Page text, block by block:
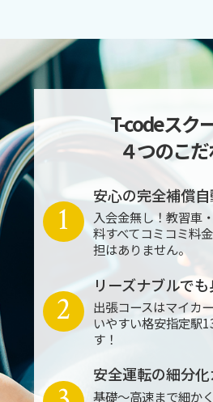
T-codeスク
４つのこ
安心の完全補償
入会金無し！教習車
料すべてコミコミ料
担はありません。
1
リーズナブルで
出張コースはマイカ
いやすい格安指定駅
す！
2
安全運転の細分
基礎～高速まで細か